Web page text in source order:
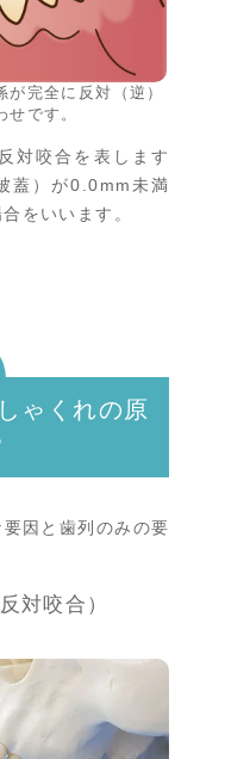
が 完全に反対（逆）
せです。
対咬合を表します
蓋）が0.0mm未満
をいいます。
ゃくれの原
因と歯列のみの要
対咬合）